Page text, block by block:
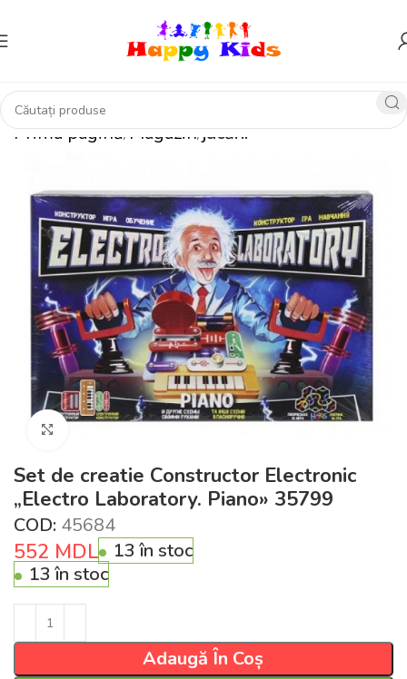
Prima pagină Magazin jucării
Set de creatie Constructor Electronic
„Electro Laboratory. Piano» 35799
COD: 45684
552 MDL
13 în stoc
13 în stoc
Adaugă În Coș